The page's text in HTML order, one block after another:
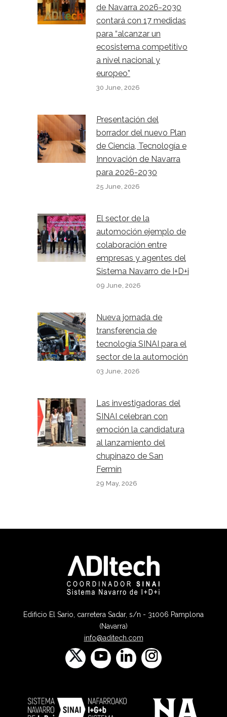
de Navarra 2026-2030
contará con 17 medidas
para “alcanzar un
ecosistema competitivo
a nivel nacional y
europeo”
30 June, 2026
Presentación del
borrador del nuevo Plan
de Ciencia, Tecnología e
Innovación de Navarra
para 2026-2030
25 June, 2026
El sector de la
automoción ejemplo de
colaboración entre
empresas y agentes del
Sistema Navarro de I+D+i
09 June, 2026
Nueva jornada de
transferencia de
tecnología SINAI para el
sector de la automoción
03 June, 2026
Las investigadoras del
SINAI celebran con
emoción la candidatura
al lanzamiento del
chupinazo de San
Fermín
29 May, 2026
Edificio El Sario, carretera Sadar, s/n - 31006 Pamplona
(Navarra)
info@aditech.com